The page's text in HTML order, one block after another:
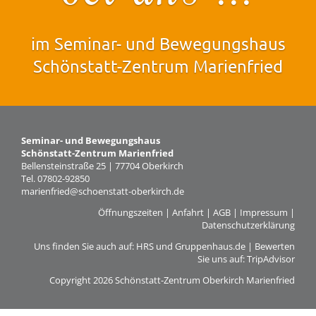
Tagungsräume
Verpflegung
&
Haus
&
Lage
im Seminar- und Bewegungshaus
Schönstatt-Zentrum Marienfried
Seminar- und Bewegungshaus
Schönstatt-Zentrum Marienfried
Bellensteinstraße 25 | 77704 Oberkirch
Tel. 07802-92850
marienfried@schoenstatt-oberkirch.de
Öffnungszeiten | Anfahrt | AGB | Impressum |
Datenschutzerklärung
Uns finden Sie auch auf: HRS und Gruppenhaus.de | Bewerten
Sie uns auf:TripAdvisor
Copyright 2026 Schönstatt-Zentrum Oberkirch Marienfried